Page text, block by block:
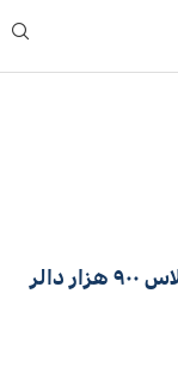
رییس پیشین پشتنی بانک به اتهام اختلاس ۹۰۰ هزار دالر